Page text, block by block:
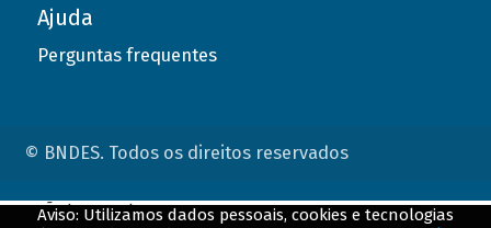
Ajuda
Perguntas frequentes
© BNDES. Todos os direitos reservados
Aviso: Utilizamos dados pessoais, cookies e tecnologias
ConteÃºdo complementar